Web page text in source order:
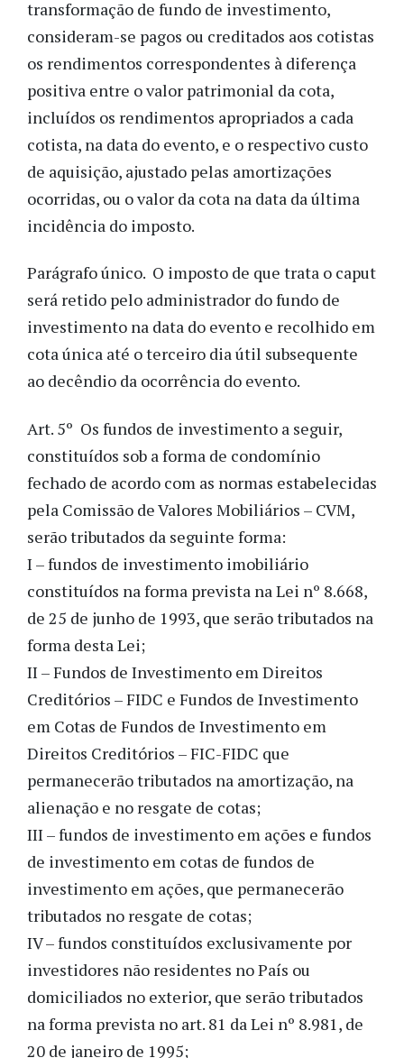
transformação de fundo de investimento,
consideram-se pagos ou creditados aos cotistas
os rendimentos correspondentes à diferença
positiva entre o valor patrimonial da cota,
incluídos os rendimentos apropriados a cada
cotista, na data do evento, e o respectivo custo
de aquisição, ajustado pelas amortizações
ocorridas, ou o valor da cota na data da última
incidência do imposto.
Parágrafo único. O imposto de que trata o caput
será retido pelo administrador do fundo de
investimento na data do evento e recolhido em
cota única até o terceiro dia útil subsequente
ao decêndio da ocorrência do evento.
Art. 5º Os fundos de investimento a seguir,
constituídos sob a forma de condomínio
fechado de acordo com as normas estabelecidas
pela Comissão de Valores Mobiliários – CVM,
serão tributados da seguinte forma:
I – fundos de investimento imobiliário
constituídos na forma prevista na Lei nº 8.668,
de 25 de junho de 1993, que serão tributados na
forma desta Lei;
II – Fundos de Investimento em Direitos
Creditórios – FIDC e Fundos de Investimento
em Cotas de Fundos de Investimento em
Direitos Creditórios – FIC-FIDC que
permanecerão tributados na amortização, na
alienação e no resgate de cotas;
III – fundos de investimento em ações e fundos
de investimento em cotas de fundos de
investimento em ações, que permanecerão
tributados no resgate de cotas;
IV – fundos constituídos exclusivamente por
investidores não residentes no País ou
domiciliados no exterior, que serão tributados
na forma prevista no art. 81 da Lei nº 8.981, de
20 de janeiro de 1995;